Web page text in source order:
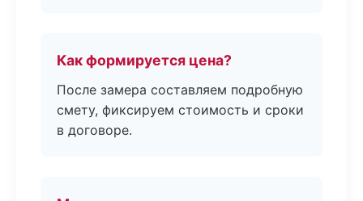
Как формируется цена?
После замера составляем подробную
смету, фиксируем стоимость и сроки
в договоре.